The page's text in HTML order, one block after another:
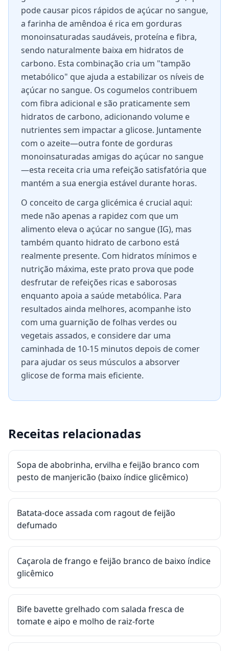
pode causar picos rápidos de açúcar no sangue,
a farinha de amêndoa é rica em gorduras
monoinsaturadas saudáveis, proteína e fibra,
sendo naturalmente baixa em hidratos de
carbono. Esta combinação cria um "tampão
metabólico" que ajuda a estabilizar os níveis de
açúcar no sangue. Os cogumelos contribuem
com fibra adicional e são praticamente sem
hidratos de carbono, adicionando volume e
nutrientes sem impactar a glicose. Juntamente
com o azeite—outra fonte de gorduras
monoinsaturadas amigas do açúcar no sangue
—esta receita cria uma refeição satisfatória que
mantém a sua energia estável durante horas.
O conceito de carga glicémica é crucial aqui:
mede não apenas a rapidez com que um
alimento eleva o açúcar no sangue (IG), mas
também quanto hidrato de carbono está
realmente presente. Com hidratos mínimos e
nutrição máxima, este prato prova que pode
desfrutar de refeições ricas e saborosas
enquanto apoia a saúde metabólica. Para
resultados ainda melhores, acompanhe isto
com uma guarnição de folhas verdes ou
vegetais assados, e considere dar uma
caminhada de 10-15 minutos depois de comer
para ajudar os seus músculos a absorver
glicose de forma mais eficiente.
Receitas relacionadas
Sopa de abobrinha, ervilha e feijão branco com
pesto de manjericão (baixo índice glicêmico)
Batata-doce assada com ragout de feijão
defumado
Caçarola de frango e feijão branco de baixo índice
glicêmico
Bife bavette grelhado com salada fresca de
tomate e aipo e molho de raiz-forte